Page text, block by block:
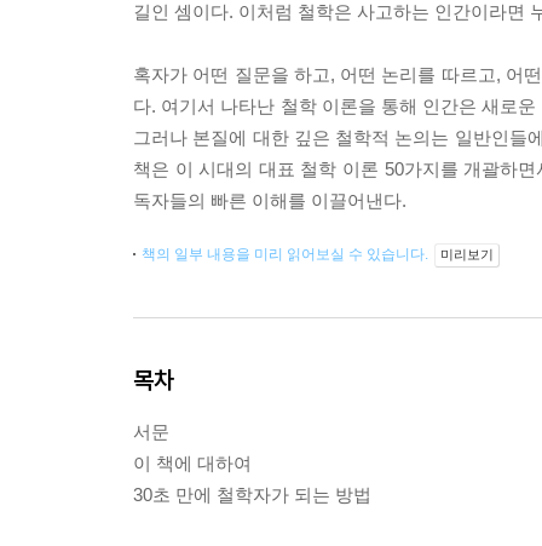
길인 셈이다. 이처럼 철학은 사고하는 인간이라면
혹자가 어떤 질문을 하고, 어떤 논리를 따르고, 어
다. 여기서 나타난 철학 이론을 통해 인간은 새로
그러나 본질에 대한 깊은 철학적 논의는 일반인들
책은 이 시대의 대표 철학 이론 50가지를 개괄하
독자들의 빠른 이해를 이끌어낸다.
책의 일부 내용을 미리 읽어보실 수 있습니다. 미리보기
목차
서문
이 책에 대하여
30초 만에 철학자가 되는 방법